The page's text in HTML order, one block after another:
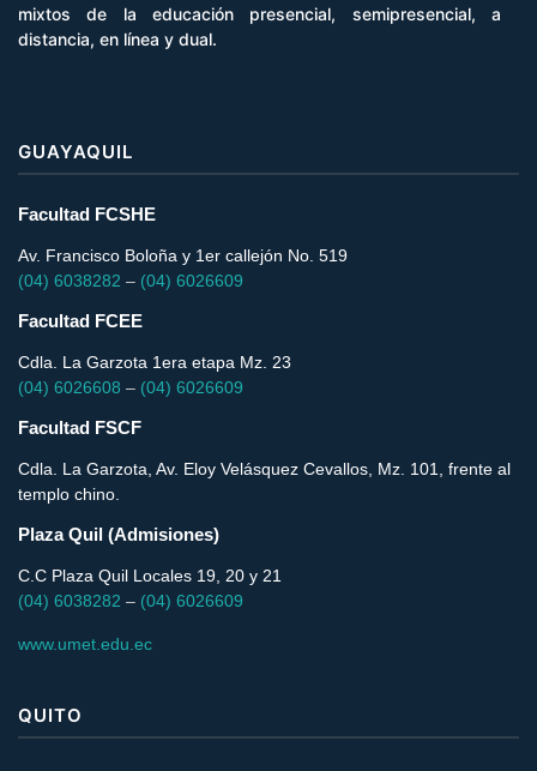
mixtos de la educación presencial, semipresencial, a
distancia, en línea y dual.
GUAYAQUIL
Facultad FCSHE
Av. Francisco Boloña y 1er callejón No. 519
(04) 6038282 – (04) 6026609
Facultad FCEE
Cdla. La Garzota 1era etapa Mz. 23
(04) 6026608 – (04) 6026609
Facultad FSCF
Cdla. La Garzota, Av. Eloy Velásquez Cevallos, Mz. 101, frente al
templo chino.
Plaza Quil (Admisiones)
C.C Plaza Quil Locales 19, 20 y 21
(04) 6038282 – (04) 6026609
www.umet.edu.ec
QUITO